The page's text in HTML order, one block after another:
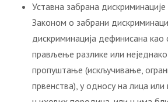
Уставна забрана
Законом о забрани
дискриминација дефинисана
прављење разлике или
пропуштање (искључивање,
првенства), у односу на лица или